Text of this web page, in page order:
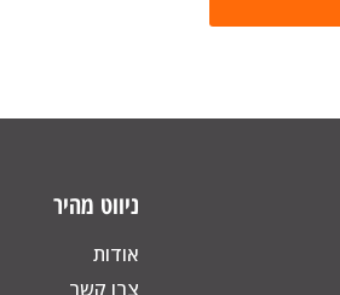
ניווט מהיר
אודות
צרו קשר